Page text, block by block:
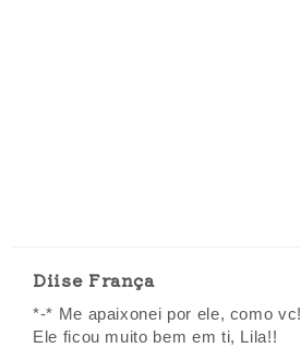
Diise França
*-* Me apaixonei por ele, como vc!
Ele ficou muito bem em ti, Lila!!